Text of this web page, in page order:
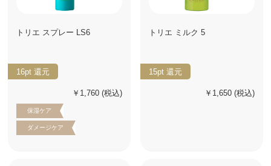
トリエ スプレー LS6
16pt 還元
￥1,760 (税込)
保湿ケア
ダメージケア
トリエ ミルク 5
15pt 還元
￥1,650 (税込)